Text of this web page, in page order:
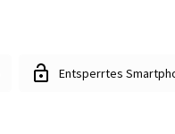
Entsperrtes